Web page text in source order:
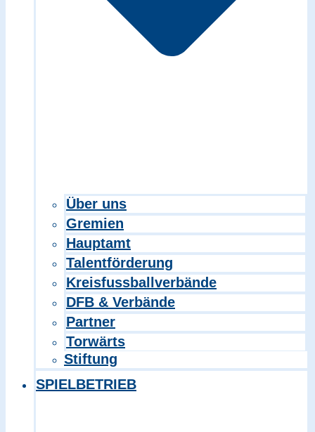
Über uns
Gremien
Hauptamt
Talentförderung
Kreisfussballverbände
DFB & Verbände
Partner
Torwärts
Stiftung
SPIELBETRIEB